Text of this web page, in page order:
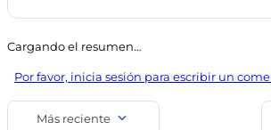
7924
Uso
Cargando el resumen…
Por favor, inicia sesión para escribir un
Más reciente